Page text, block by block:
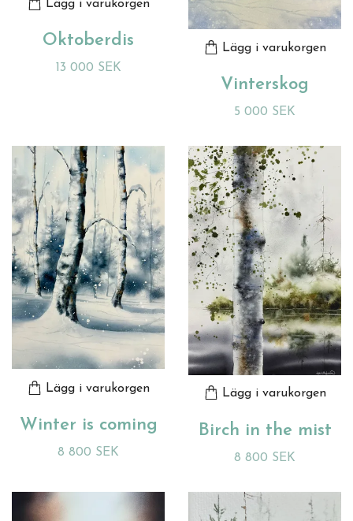
Lägg i varukorgen
Oktoberdis
13 000 SEK
Lägg i varukorgen
Vinterskog
5 000 SEK
Lägg i varukorgen
Winter is coming
8 800 SEK
Lägg i varukorgen
Birch in the mist
8 800 SEK